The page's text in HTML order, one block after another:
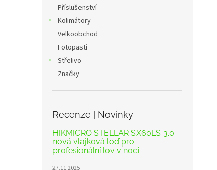
Příslušenství
Kolimátory
Velkoobchod
Fotopasti
Střelivo
Značky
Recenze | Novinky
HIKMICRO STELLAR SX60LS 3.0:
nová vlajková loď pro
profesionální lov v noci
27.11.2025